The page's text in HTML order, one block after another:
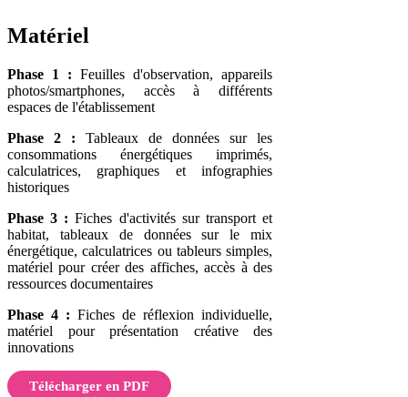
Matériel
Phase 1 : Feuilles d'observation, appareils
photos/smartphones, accès à différents
espaces de l'établissement
Phase 2 : Tableaux de données sur les
consommations énergétiques imprimés,
calculatrices, graphiques et infographies
historiques
Phase 3 : Fiches d'activités sur transport et
habitat, tableaux de données sur le mix
énergétique, calculatrices ou tableurs simples,
matériel pour créer des affiches, accès à des
ressources documentaires
Phase 4 : Fiches de réflexion individuelle,
matériel pour présentation créative des
innovations
Télécharger en PDF